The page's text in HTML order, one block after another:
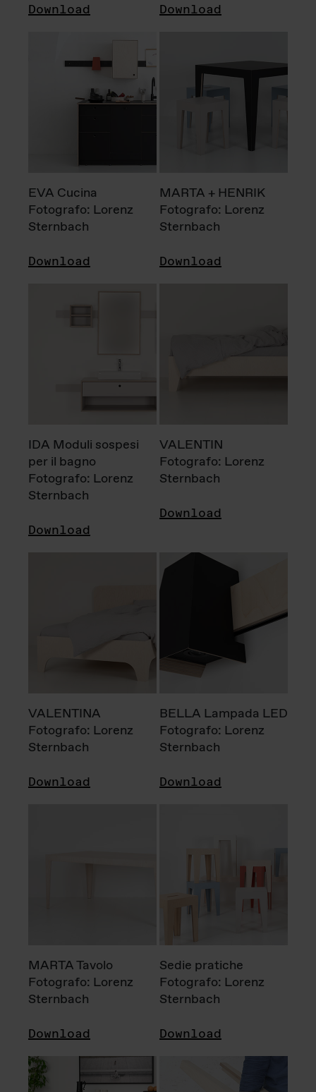
Download Download
EVA Cucina
Fotografo: Lorenz
Sternbach
Download
MARTA + HENRIK
Fotografo: Lorenz
Sternbach
Download
IDA Moduli sospesi
per il bagno
Fotografo: Lorenz
Sternbach
Download
VALENTIN
Fotografo: Lorenz
Sternbach
Download
VALENTINA
Fotografo: Lorenz
Sternbach
Download
BELLA Lampada LED
Fotografo: Lorenz
Sternbach
Download
MARTA Tavolo
Fotografo: Lorenz
Sternbach
Download
Sedie pratiche
Fotografo: Lorenz
Sternbach
Download